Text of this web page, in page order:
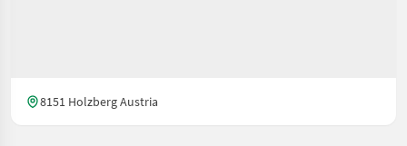
8151 Holzberg Austria